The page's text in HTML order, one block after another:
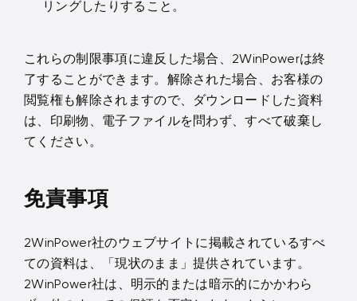
リングしたりすること。
これらの制限事項に違反した場合、2WinPowerは終
了することができます。解除された場合、お客様の
閲覧権も解除されますので、ダウンロードした資料
は、印刷物、電子ファイルを問わず、すべて破棄し
てください。
免責事項
2WinPower社のウェブサイトに掲載されているすべ
ての資料は、「現状のまま」提供されています。
2WinPower社は、明示的または暗示的にかかわら